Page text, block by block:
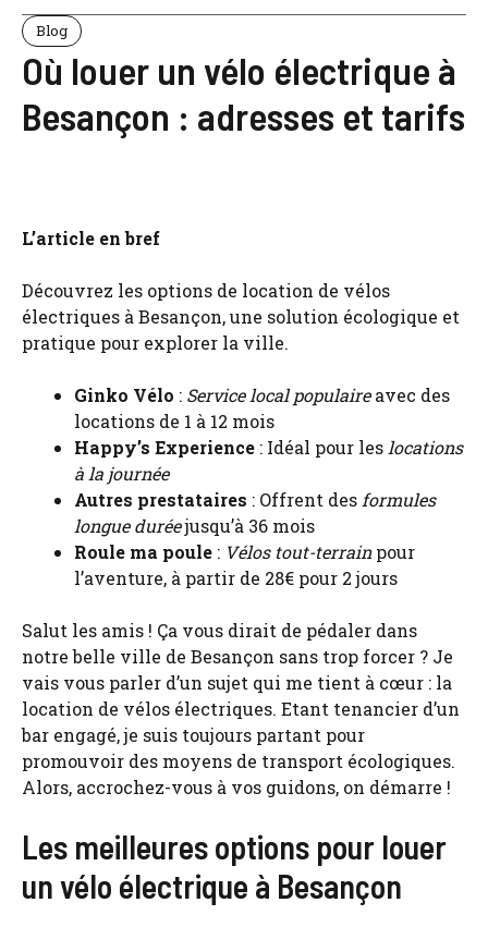
Blog
Où louer un vélo électrique à
Besançon : adresses et tarifs
L’article en bref
Découvrez les options de location de vélos
électriques à Besançon, une solution écologique et
pratique pour explorer la ville.
Ginko Vélo : Service local populaireavec des
locations de 1 à 12 mois
Happy’s Experience : Idéal pour leslocations
à la journée
Autres prestataires : Offrent desformules
longue duréejusqu’à 36 mois
Roule ma poule : Vélos tout-terrainpour
l’aventure, à partir de 28€ pour 2 jours
Salut les amis ! Ça vous dirait de pédaler dans
notre belle ville de Besançon sans trop forcer ? Je
vais vous parler d’un sujet qui me tient à cœur : la
location de vélos électriques. Etant tenancier d’un
bar engagé, je suis toujours partant pour
promouvoir des moyens de transport écologiques.
Alors, accrochez-vous à vos guidons, on démarre !
Les meilleures options pour louer
un vélo électrique à Besançon